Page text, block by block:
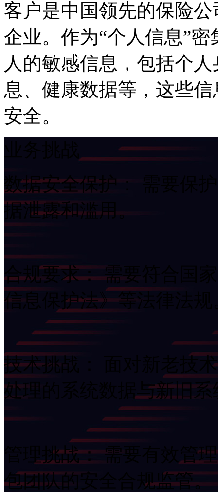
客户是中国领先的保险
企业。作为“个人信息”
人的敏感信息，包括个
息、健康数据等，这些
安全。
数据安全保护： 需要保
据泄露和滥用。
合规要求： 需要符合国
信息保护法》等法律法规
技术挑战： 面对新老技
处理的系统数据与新旧
管理挑战： 需要有效管
包团队的安全合规监管。